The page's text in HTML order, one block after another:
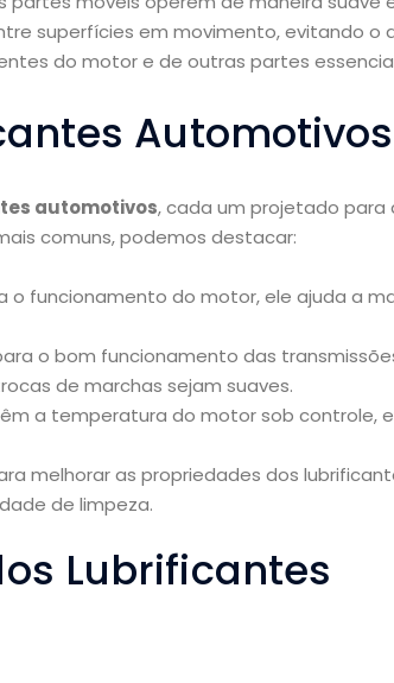
superfícies em movimento, evitando o
do motor e de outras partes
Automotivos
automotivos, cada um projetado para
comuns, podemos destacar:
o funcionamento do motor, ele ajuda a
o bom funcionamento das
de marchas sejam suaves.
a temperatura do motor sob controle,
melhorar as propriedades dos
de limpeza.
Lubrificantes